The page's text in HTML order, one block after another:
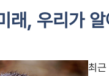
래, 우리가
최근